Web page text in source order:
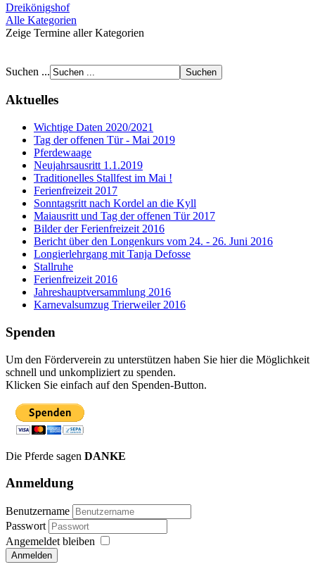
Dreikönigshof
Alle Kategorien
Zeige Termine aller Kategorien
Suchen ...
Aktuelles
Wichtige Daten 2020/2021
Tag der offenen Tür - Mai 2019
Pferdewaage
Neujahrsausritt 1.1.2019
Traditionelles Stallfest im Mai !
Ferienfreizeit 2017
Sonntagsritt nach Kordel an die Kyll
Maiausritt und Tag der offenen Tür 2017
Bilder der Ferienfreizeit 2016
Bericht über den Longenkurs vom 24. - 26. Juni 2016
Longierlehrgang mit Tanja Defosse
Stallruhe
Ferienfreizeit 2016
Jahreshauptversammlung 2016
Karnevalsumzug Trierweiler 2016
Spenden
Um den Förderverein zu unterstützen haben Sie hier die Möglichkeit
schnell und unkompliziert zu spenden.
Klicken Sie einfach auf den Spenden-Button.
Die Pferde sagen DANKE
Anmeldung
Benutzername
Passwort
Angemeldet bleiben
Anmelden